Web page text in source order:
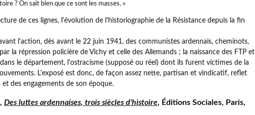
? On sait bien que ce sont les masses. »
de ces lignes, l'évolution de l'historiographie de la Résistance depuis la fin
l'action, dès avant le 22 juin 1941, des communistes ardennais, cheminots,
la répression policière de Vichy et celle des Allemands ; la naissance des FTP et
le département, l'ostracisme (supposé ou réel) dont ils furent victimes de la
L'exposé est donc, de façon assez nette, partisan et vindicatif, reflet
et des engagements de son époque.
Des luttes ardennaises, trois siècles d'histoire, Éditions Sociales, Paris,